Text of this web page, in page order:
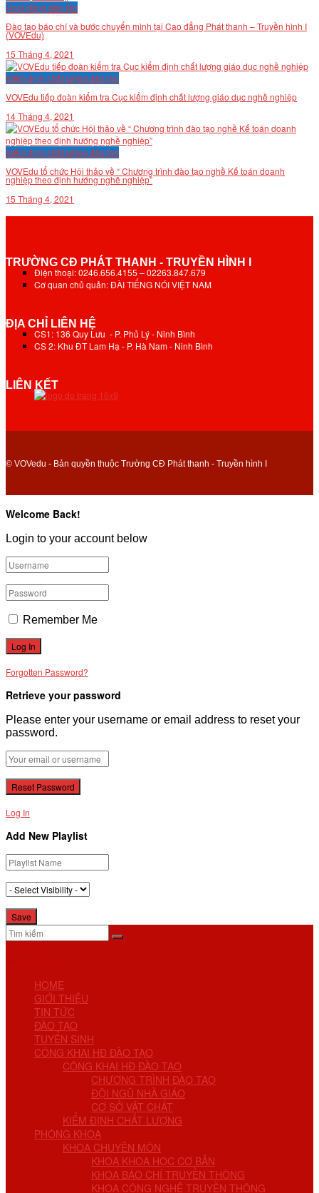
Hoạt động đào tạo
Đào tạo báo chí và bước chuyển mình tại Cao đẳng Phát thanh – Truyền hình I
(VOVEdu)
15 Tháng 4, 2021
Kiểm định chất lượng đào tạo
VOVEdu tiếp đoàn kiểm tra Cục kiểm định chất lượng giáo dục nghề nghiệp
14 Tháng 4, 2021
Kiểm định chất lượng đào tạo
VOVEdu tổ chức Hội thảo về “ Chương trình đào tạo nghề Kế toán doanh
nghiệp theo định hướng nghề nghiệp”
15 Tháng 4, 2021
TRƯỜNG CĐ PHÁT THANH - TRUYỀN HÌNH I
Điện thoại: 0246.656.4155 – 02263.847.679
Cơ quan chủ quản: ĐÀI TIẾNG NÓI VIỆT NAM
ĐỊA CHỈ LIÊN HỆ
CS1: 136 Quy Lưu - P. Phủ Lý - Ninh Bình
CS 2: Khu ĐT Lam Hạ - P. Hà Nam - Ninh Bình
LIÊN KẾT
© VOVedu - Bản quyền thuộc Trường CĐ Phát thanh - Truyền hình I
Welcome Back!
Login to your account below
Remember Me
Forgotten Password?
Retrieve your password
Please enter your username or email address to reset your
password.
Log In
Add New Playlist
HOME
GIỚI THIỆU
TIN TỨC
ĐÀO TẠO
TUYỂN SINH
CÔNG KHAI HĐ ĐÀO TẠO
CÔNG KHAI HĐ ĐÀO TẠO
CHƯƠNG TRÌNH ĐÀO TẠO
ĐỘI NGŨ NHÀ GIÁO
CƠ SỞ VẬT CHẤT
KIỂM ĐỊNH CHẤT LƯỢNG
PHÒNG KHOA
KHOA CHUYÊN MÔN
KHOA KHOA HỌC CƠ BẢN
KHOA BÁO CHÍ TRUYỀN THÔNG
KHOA CÔNG NGHỆ TRUYỀN THÔNG